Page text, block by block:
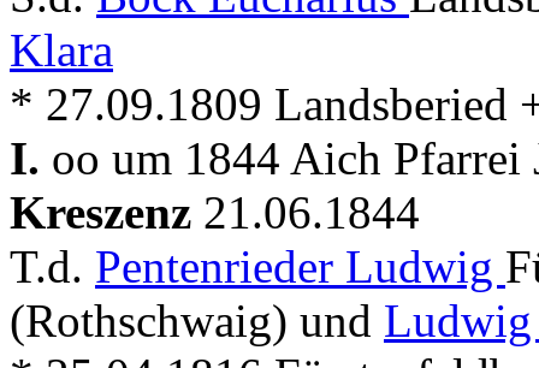
Klara
* 27.09.1809 Landsberied
I. oo um 1844 Aich Pfarrei
Kreszenz 21.06.1844
T.d. Pentenrieder Ludwig
(Rothschwaig) und Ludwig